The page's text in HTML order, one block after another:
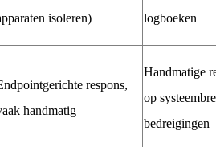
isoleren)
logboeken
respons,
handmatig
Handmatige
op
bedreigingen